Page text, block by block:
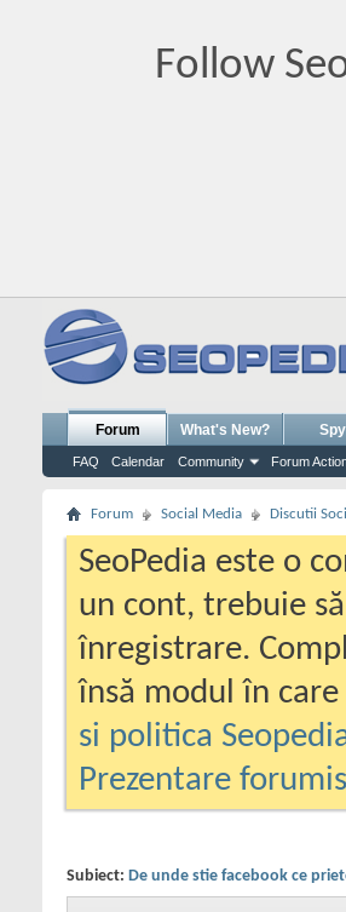
Follow
Forum
FAQ Calendar Community Forum
What's New? Spy
Forum Social Media Discutii
SeoPedia este o
un cont, trebuie
înregistrare.
însă modul în
si politica
Prezentare
Subiect: De unde stie facebook ce